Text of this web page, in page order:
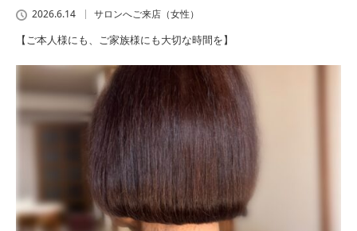
2026.6.14 サロンへご来店（女性）
【ご本人様にも、ご家族様にも大切な時間を】